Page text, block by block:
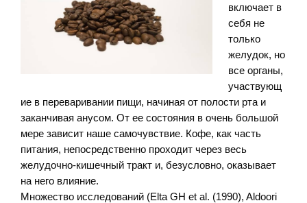
включает в
себя не
только
желудок, но
все органы,
участвующ
ие в переваривании пищи, начиная от полости рта и
заканчивая анусом. От ее состояния в очень большой
мере зависит наше самочувствие. Кофе, как часть
питания, непосредственно проходит через весь
желудочно-кишечный тракт и, безусловно, оказывает
на него влияние.
Множество исследований (Elta GH et al. (1990), Aldoori